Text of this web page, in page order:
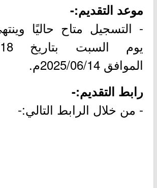
موعد التقديم:-
- التسجيل متاح حاليًا
الموافق 2025/06/14م.
رابط التقديم:-
- من خلال الرابط التالي:-